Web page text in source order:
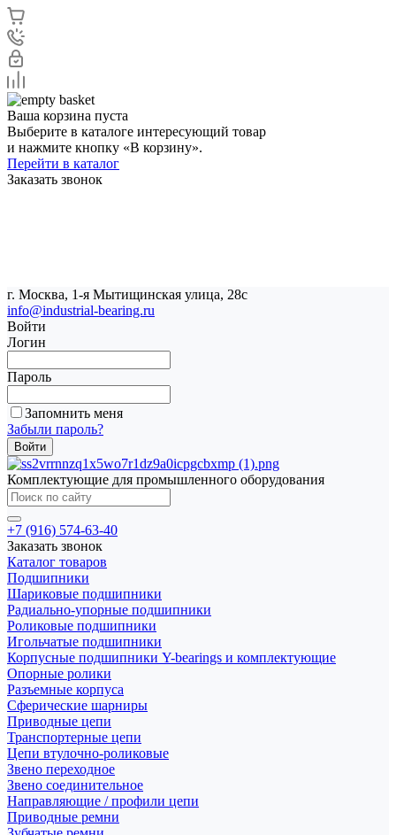
Ваша корзина пуста
Выберите в каталоге интересующий товар
и нажмите кнопку «В корзину».
Перейти в каталог
Заказать звонок
г. Москва, 1-я Мытищинская улица, 28с
info@industrial-bearing.ru
Войти
Логин
Пароль
Запомнить меня
Забыли пароль?
Комплектующие для промышленного оборудования
+7 (916) 574-63-40
Заказать звонок
Каталог товаров
Подшипники
Шариковые подшипники
Радиально-упорные подшипники
Роликовые подшипники
Игольчатые подшипники
Корпусные подшипники Y-bearings и комплектующие
Опорные ролики
Разъемные корпуса
Сферические шарниры
Приводные цепи
Транспортерные цепи
Цепи втулочно-роликовые
Звено переходное
Звено соединительное
Направляющие / профили цепи
Приводные ремни